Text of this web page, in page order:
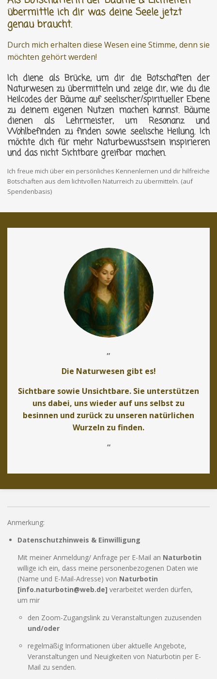
übermittle ich dir was deine Seele jetzt
genau braucht.
Durch mich erhalten diese Wesen eine Stimme, denn sie
möchten gehört werden!
Ich diene als Brücke, um dir die Botschaften der
Naturwesen zu übermitteln und zeige dir, wie du die
Heilcodes der Bäume auf seelischer/spiritueller Ebene
zu deinem eigenen Nutzen machen kannst. Bäume
dienen als Lehrmeister, um Resonanz und
Wohlbefinden zu finden sowie seelische Heilung. Ich
möchte dich für mehr Naturbewusstsein inspirieren
und das nicht Sichtbare greifbar machen.
Ich freue mich über ein persönliches Kennenlernen und dir hilfreiche
Botschaften aus dem lichtvollen Naturreich zu übermitteln. (auf
Spendenbasis)
„
Die Naturwesen gibt es!
Sichtbare sowie Unsichtbare. Sie unterstützen
uns dabei, uns wieder auf uns selbst zu
besinnen und zurück zu unseren natürlichen
Wurzeln zu finden.
“
Anmerkung:
Datenschutzhinweis & Einwilligung
Mit meiner Anmeldung/ Anfrage per E-Mail an Naturbotin
willige ich ein, dass meine personenbezogenen Daten wie
(Name und E-Mail-Adresse) von Naturbotin
[info.naturbotin@web.de] verarbeitet werden dürfen,
um mir
den Zoom-Zugangslink zu Veranstaltungen zuzusenden
und/oder
regelmäßig Informationen über aktuelle Angebote,
Veranstaltungen und Neuigkeiten von Naturbotin per E-
Mail zu senden.